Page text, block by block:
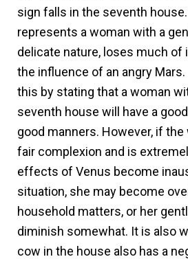
sign falls in the seventh
represents a woman with a
delicate nature, loses much
the influence of an angry
this by stating that a woman
seventh house will have a
good manners. However, if the
fair complexion and is
effects of Venus become
situation, she may become
household matters, or her
diminish somewhat. It is also
cow in the house also has a